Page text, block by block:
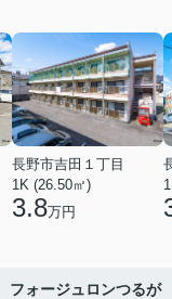
長野市吉田１丁目
1K (26.50㎡)
3.8万円
フォージュロンつるが